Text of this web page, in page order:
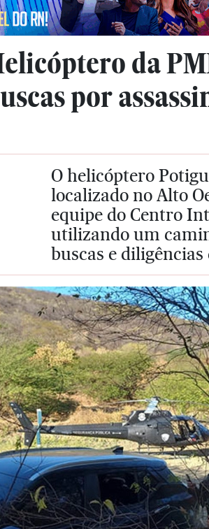
da
por
O helicóptero
localizado no Alto
equipe do Centro
utilizando um
buscas e